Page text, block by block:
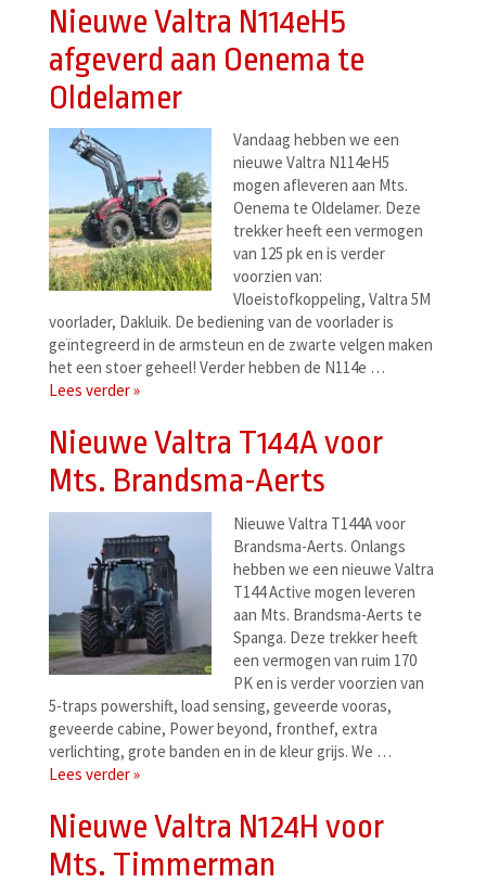
Nieuwe Valtra N114eH5
afgeverd aan Oenema te
Oldelamer
Vandaag hebben we een
nieuwe Valtra N114eH5
mogen afleveren aan Mts.
Oenema te Oldelamer. Deze
trekker heeft een vermogen
van 125 pk en is verder
voorzien van:
Vloeistofkoppeling, Valtra 5M
voorlader, Dakluik. De bediening van de voorlader is
geïntegreerd in de armsteun en de zwarte velgen maken
het een stoer geheel! Verder hebben de N114e …
Lees verder »
Nieuwe Valtra T144A voor
Mts. Brandsma-Aerts
Nieuwe Valtra T144A voor
Brandsma-Aerts. Onlangs
hebben we een nieuwe Valtra
T144 Active mogen leveren
aan Mts. Brandsma-Aerts te
Spanga. Deze trekker heeft
een vermogen van ruim 170
PK en is verder voorzien van
5-traps powershift, load sensing, geveerde vooras,
geveerde cabine, Power beyond, fronthef, extra
verlichting, grote banden en in de kleur grijs. We …
Lees verder »
Nieuwe Valtra N124H voor
Mts. Timmerman